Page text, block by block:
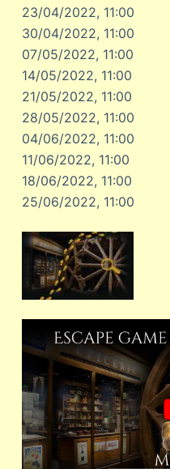
23/04/2022, 11:00
30/04/2022, 11:00
07/05/2022, 11:00
14/05/2022, 11:00
21/05/2022, 11:00
28/05/2022, 11:00
04/06/2022, 11:00
11/06/2022, 11:00
18/06/2022, 11:00
25/06/2022, 11:00